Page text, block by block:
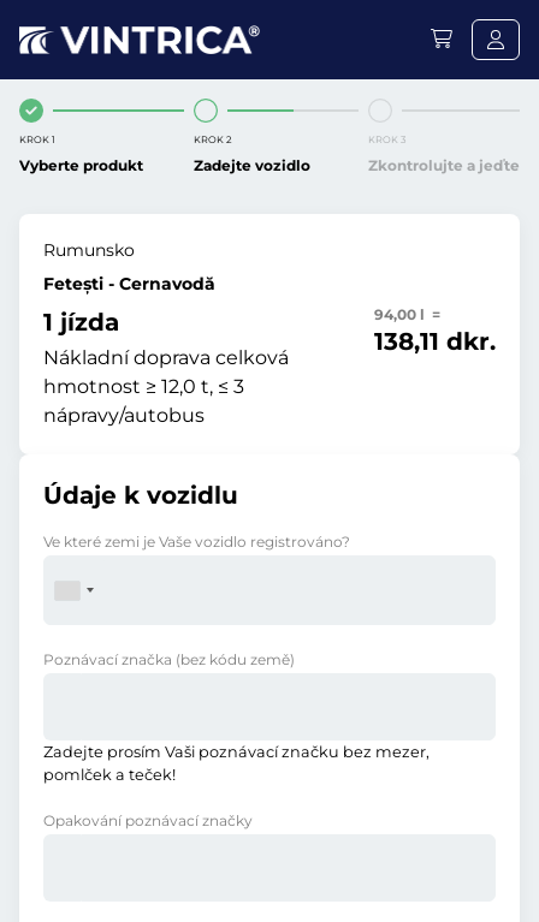
KROK 1
Vyberte produkt
KROK 2
Zadejte vozidlo
KROK 3
Zkontrolujte a jeďte
Rumunsko
Fetești - Cernavodă
1 jízda
Nákladní doprava celková
hmotnost ≥ 12,0 t, ≤ 3
nápravy/autobus
94,00 l =
138,11 dkr.
Údaje k vozidlu
Ve které zemi je Vaše vozidlo registrováno?
Poznávací značka (bez kódu země)
Zadejte prosím Vaši poznávací značku bez mezer,
pomlček a teček!
Opakování poznávací značky